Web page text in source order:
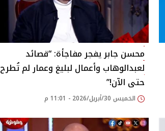
محسن جابر يفجر مفاجأة: “قصائد
لعبدالوهاب وأعمال لبليغ وعمار لم تُطرح
حتى الآن!”
الخميس 30/أبريل/2026 - 11:01 م